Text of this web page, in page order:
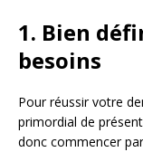
1. Bien
besoins
Pour réussir votre
primordial de
donc commencer